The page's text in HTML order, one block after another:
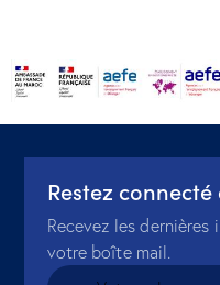
Restez connecté
Recevez les
votre boîte mail.